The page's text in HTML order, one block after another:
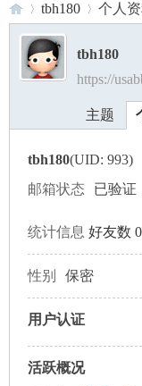
美›
tbh180
›
个人
tbh180
https://
主题
tbh180(UID: 993)
邮箱状态
已验证
统计信息 好友数 0
性别 保密
用户认证
活跃概况